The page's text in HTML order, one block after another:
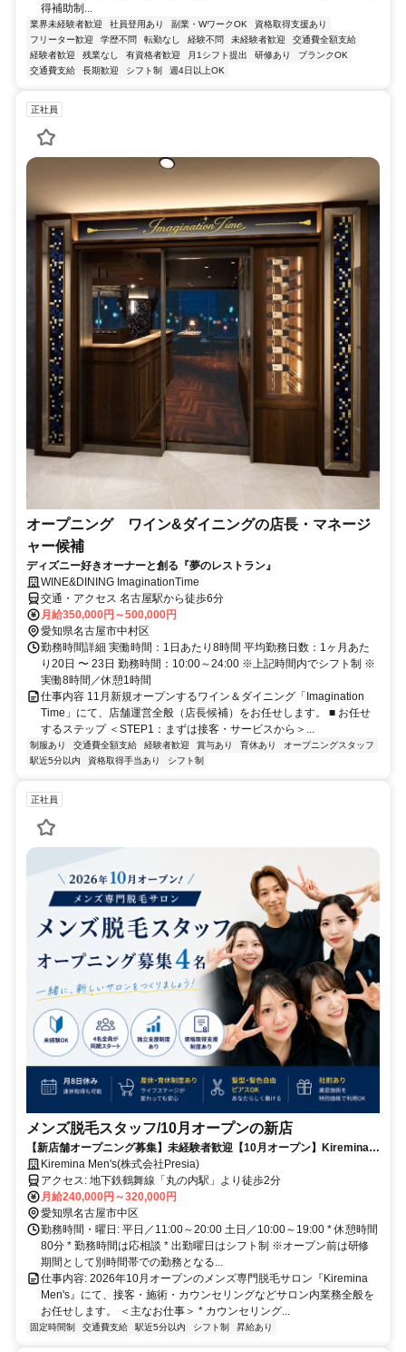
得補助制...
業界未経験者歓迎 社員登用あり 副業・WワークOK
資格取得支援あり
フリーター歓迎
学歴不問 転勤なし 経験不問 未経験者歓迎
交通費全額支給
経験者歓迎
残業なし 有資格者歓迎 月1シフト提出 研修あり
ブランクOK
交通費支給
長期歓迎 シフト制 週4日以上OK
正社員
オープニング ワイン&ダイニングの店長・マネージ
ャー候補
ディズニー好きオーナーと創る『夢のレストラン』
WINE&DINING ImaginationTime
交通・アクセス 名古屋駅から徒歩6分
月給350,000円～500,000円
愛知県名古屋市中村区
勤務時間詳細 実働時間：1日あたり8時間 平均勤務日数：1ヶ月あた
り20日 〜 23日 勤務時間：10:00～24:00 ※上記時間内でシフト制 ※
実働8時間／休憩1時間
仕事内容 11月新規オープンするワイン＆ダイニング「Imagination
Time」にて、店舗運営全般（店長候補）をお任せします。 ■ お任せ
するステップ ＜STEP1：まずは接客・サービスから＞...
制服あり 交通費全額支給 経験者歓迎 賞与あり 育休あり
オープニングスタッフ
駅近5分以内
資格取得手当あり シフト制
正社員
メンズ脱毛スタッフ/10月オープンの新店
【新店舗オープニング募集】未経験者歓迎【10月オープン】Kiremina
Men'sのオープニングスタッフ4名募集｜未経験OK・オープン前研修あ
り
Kiremina Men's(株式会社Presia)
アクセス: 地下鉄鶴舞線「丸の内駅」より徒歩2分
月給240,000円～320,000円
愛知県名古屋市中区
勤務時間・曜日: 平日／11:00～20:00 土日／10:00～19:00 * 休憩時間
80分 * 勤務時間は応相談 * 出勤曜日はシフト制 ※オープン前は研修
期間として別時間帯での勤務となる...
仕事内容: 2026年10月オープンのメンズ専門脱毛サロン『Kiremina
Men's』にて、接客・施術・カウンセリングなどサロン内業務全般を
お任せします。 ＜主なお仕事＞ * カウンセリング...
固定時間制 交通費支給 駅近5分以内 シフト制 昇給あり